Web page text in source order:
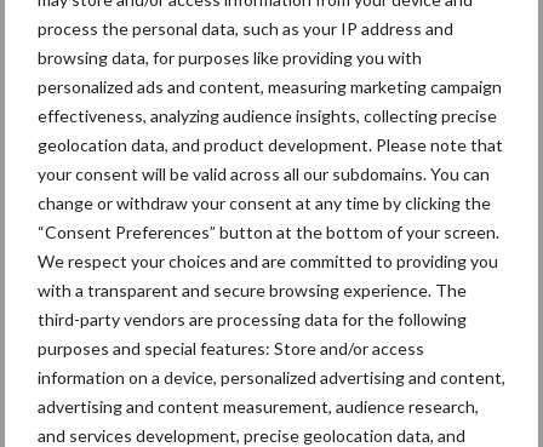
process the personal data, such as your IP address and
browsing data, for purposes like providing you with
personalized ads and content, measuring marketing campaign
effectiveness, analyzing audience insights, collecting precise
geolocation data, and product development. Please note that
your consent will be valid across all our subdomains. You can
change or withdraw your consent at any time by clicking the
“Consent Preferences” button at the bottom of your screen.
We respect your choices and are committed to providing you
with a transparent and secure browsing experience. The
third-party vendors are processing data for the following
purposes and special features: Store and/or access
information on a device, personalized advertising and content,
advertising and content measurement, audience research,
and services development, precise geolocation data, and
Warringa en Berkepies komen gezamenlijk tot de conclusie dat ze
vaker rustgewassen in de rotatie hebben dan is voorgeschreven.
een rustgewas staan.” De ligging van de percelen bepaalt hierbij
veel. Warringa: “De percelen dichtbij huis gebruiken we meer
voor het weiden van onze koeien dan voor akkerbouwgewassen.
Zo heeft onze huiskavel vier jaar gras, dan een jaar
pootaardappelen en dan weer vier jaar gras. De percelen die
verder weg liggen, hebben bijvoorbeeld twee of drie jaar
akkerbouwgewassen staan. Daar staat ook mais, uien of bieten.
Percelen die nog verder weg liggen, hebben steeds korter gras
en zijn steeds langer bouwland.” En soms kiezen ze gezamenlijk
ook voor één jaar gras tussendoor. Warringa: “Als dat voor Tienus
beter uitkomt? Dan doen we dat.” Het tekent de samenwerking.